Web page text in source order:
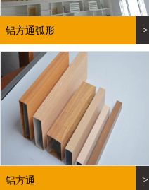
铝方通弧形 >
铝方通 >